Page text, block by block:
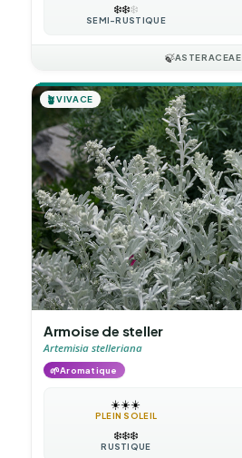
❄️❄️❄️
SEMI-RUSTIQUE
🍃ASTERACEAE
🪴VIVACE
Armoise de steller
Artemisia stelleriana
🌱Aromatique
☀️☀️☀️
PLEIN SOLEIL
❄️❄️❄️
RUSTIQUE